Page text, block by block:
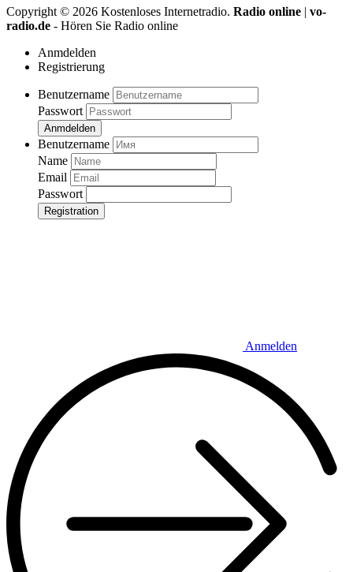
Copyright © 2026 Kostenloses Internetradio. Radio online | vo-
radio.de - Hören Sie Radio online
Anmdelden
Registrierung
Benutzername
Passwort
Anmdelden
Benutzername
Name
Email
Passwort
Registration
Anmelden